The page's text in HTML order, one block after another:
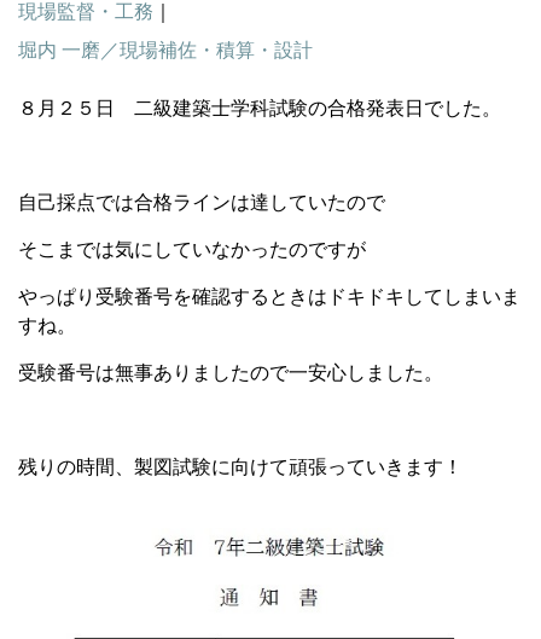
現場監督・工務
堀内 一磨／現場補佐・積算・設計
８月２５日 二級建築士学科試験の合格発表日でした。
自己採点では合格ラインは達していたので
そこまでは気にしていなかったのですが
やっぱり受験番号を確認するときはドキドキしてしまいま
すね。
受験番号は無事ありましたので一安心しました。
残りの時間、製図試験に向けて頑張っていきます！